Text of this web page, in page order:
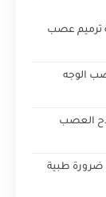
ترميم عصب
الوجه
العصب
ضرورة طبية